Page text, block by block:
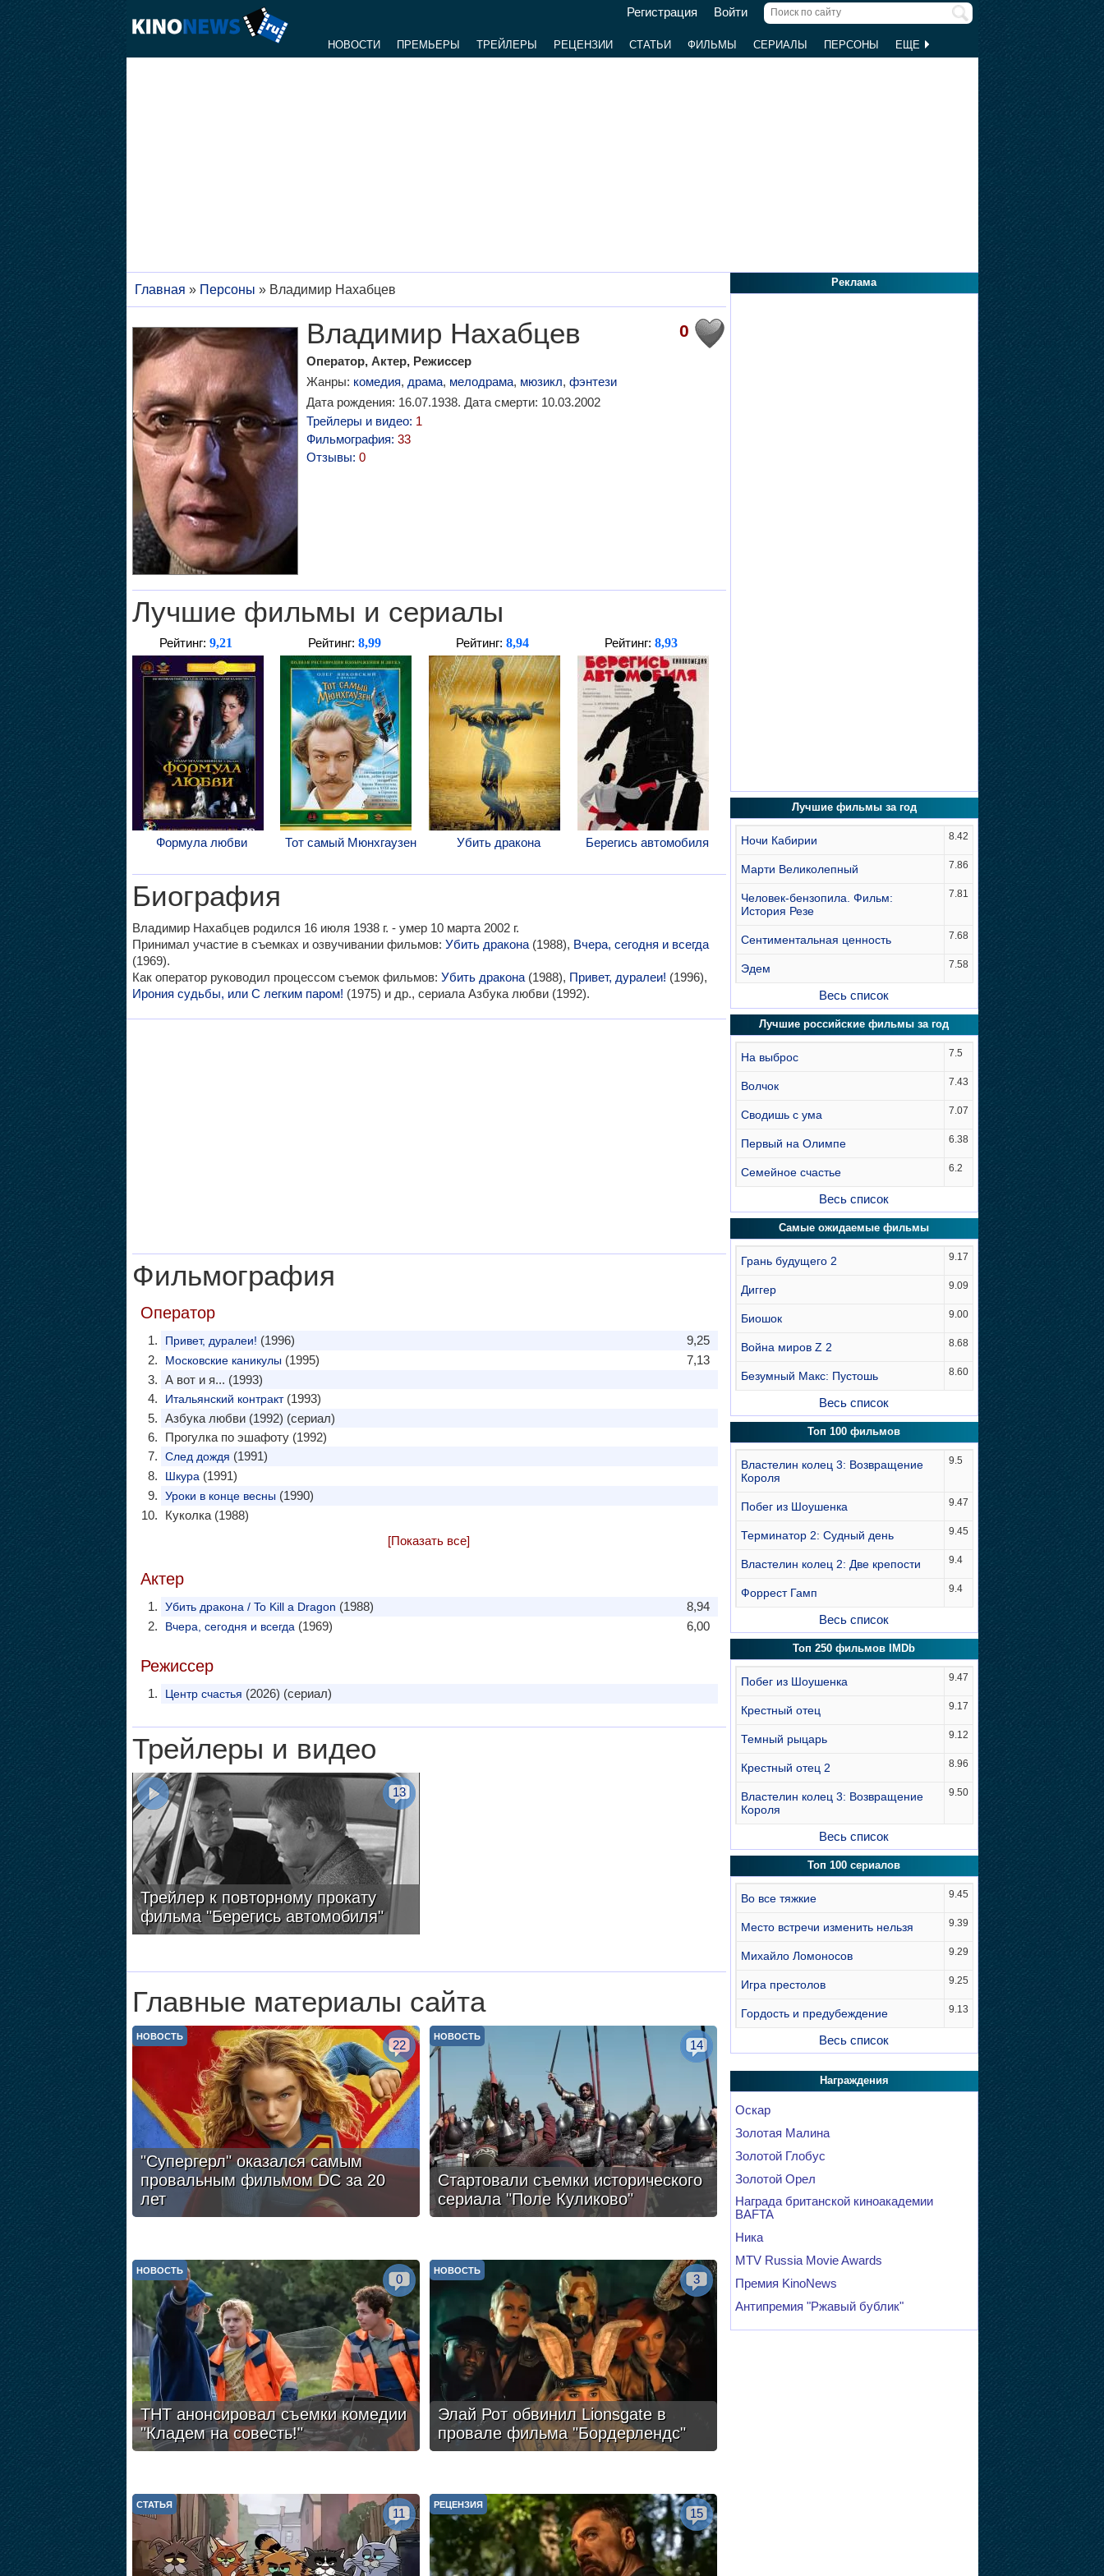
Регистрация Войти
НОВОСТИ ПРЕМЬЕРЫ ТРЕЙЛЕРЫ РЕЦЕНЗИИ СТАТЬИ ФИЛЬМЫ СЕРИАЛЫ ПЕРСОНЫ ЕЩЕ
Главная » Персоны » Владимир Нахабцев
0
Владимир Нахабцев
Оператор, Актер, Режиссер
Жанры: комедия, драма, мелодрама, мюзикл, фэнтези
Дата рождения: 16.07.1938. Дата смерти: 10.03.2002
Трейлеры и видео: 1
Фильмография: 33
Отзывы: 0
Лучшие фильмы и сериалы
Рейтинг: 9,21
Формула любви
Рейтинг: 8,99
Тот самый Мюнхгаузен
Рейтинг:8,94
Убить дракона
Рейтинг:8,93
Берегись автомобиля
Биография
Владимир Нахабцев родился 16 июля 1938 г. - умер 10 марта 2002 г.
Принимал участие в съемках и озвучивании фильмов: Убить дракона(1988), Вчера, сегодня и всегда
(1969).
Как оператор руководил процессом съемок фильмов: Убить дракона(1988), Привет, дуралеи! (1996),
Ирония судьбы, или С легким паром! (1975) и др., сериала Азбука любви (1992).
Фильмография
Оператор
9,25
Привет, дуралеи! (1996)
7,13
Московские каникулы(1995)
А вот и я... (1993)
Итальянский контракт(1993)
Азбука любви (1992) (сериал)
Прогулка по эшафоту (1992)
След дождя (1991)
Шкура (1991)
Уроки в конце весны (1990)
Куколка (1988)
[Показать все]
Актер
8,94
Убить дракона / To Kill a Dragon (1988)
6,00
Вчера, сегодня и всегда (1969)
Режиссер
Центр счастья (2026) (сериал)
Трейлеры и видео
Трейлер к повторному прокату
фильма "Берегись автомобиля"
13
Главные материалы сайта
"Супергерл" оказался самым
провальным фильмом DC за 20
лет
НОВОСТЬ
22
Стартовали съемки исторического
сериала "Поле Куликово"
НОВОСТЬ
14
ТНТ анонсировал съемки комедии
"Кладем на совесть!"
НОВОСТЬ
0
Элай Рот обвинил Lionsgate в
провале фильма "Бордерлендс"
НОВОСТЬ
3
СТАТЬЯ
11
РЕЦЕНЗИЯ
15
Реклама
Лучшие фильмы за год
Ночи Кабирии 8.42
Марти Великолепный 7.86
Человек-бензопила. Фильм:
История Резе
7.81
Сентиментальная ценность 7.68
Эдем 7.58
Весь список
Лучшие российские фильмы за год
На выброс 7.5
Волчок 7.43
Сводишь с ума 7.07
Первый на Олимпе 6.38
Семейное счастье 6.2
Весь список
Самые ожидаемые фильмы
Грань будущего 2 9.17
Диггер 9.09
Биошок 9.00
Война миров Z 2 8.68
Безумный Макс: Пустошь 8.60
Весь список
Топ 100 фильмов
Властелин колец 3: Возвращение
Короля
9.5
Побег из Шоушенка 9.47
Терминатор 2: Судный день 9.45
Властелин колец 2: Две крепости 9.4
Форрест Гамп 9.4
Весь список
Топ 250 фильмов IMDb
Побег из Шоушенка 9.47
Крестный отец 9.17
Темный рыцарь 9.12
Крестный отец 2 8.96
Властелин колец 3: Возвращение
Короля
9.50
Весь список
Топ 100 сериалов
Во все тяжкие 9.45
Место встречи изменить нельзя 9.39
Михайло Ломоносов 9.29
Игра престолов 9.25
Гордость и предубеждение 9.13
Весь список
Награждения
Оскар
Золотая Малина
Золотой Глобус
Золотой Орел
Награда британской киноакадемии
BAFTA
Ника
MTV Russia Movie Awards
Премия KinoNews
Антипремия "Ржавый бублик"